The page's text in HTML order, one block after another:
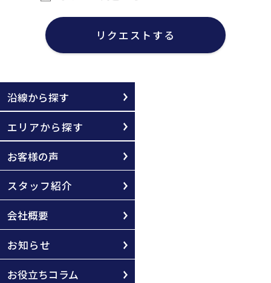
リクエストする
沿線から探す
エリアから探す
お客様の声
スタッフ紹介
会社概要
お知らせ
お役立ちコラム